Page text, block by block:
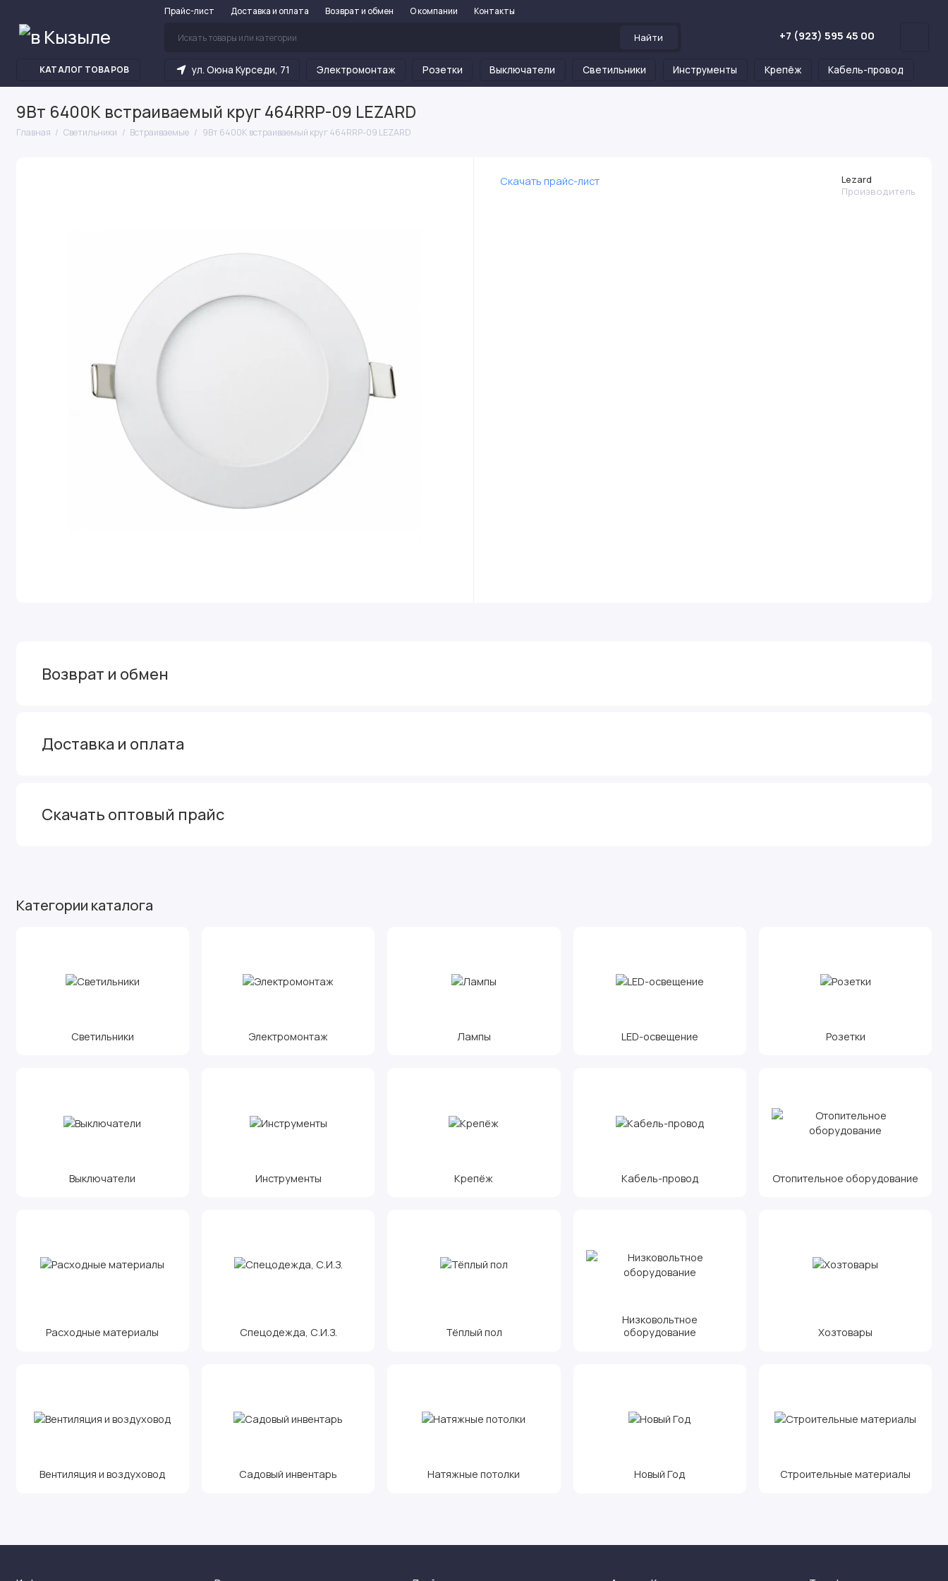
Прайс-лист Доставка и оплата Возврат и обмен О компании Контакты
Найти +7 (923) 595 45 00
КАТАЛОГ ТОВАРОВ ул. Оюна Курседи, 71 Электромонтаж Розетки Выключатели Светильники Инструменты Крепёж Кабель-провод
9Вт 6400К встраиваемый круг 464RRP-09 LEZARD
Главная Светильники Встраиваемые 9Вт 6400К встраиваемый круг 464RRP-09 LEZARD
Скачать прайс-лист
Lezard
Производитель
Возврат и обмен
Доставка и оплата
Скачать оптовый прайс
Категории каталога
Светильники Электромонтаж Лампы LED-освещение Розетки
Выключатели Инструменты Крепёж Кабель-провод Отопительное оборудование
Расходные материалы Спецодежда, С.И.З. Тёплый пол
Низковольтное
оборудование
Хозтовары
Вентиляция и воздуховод Садовый инвентарь Натяжные потолки Новый Год Строительные материалы